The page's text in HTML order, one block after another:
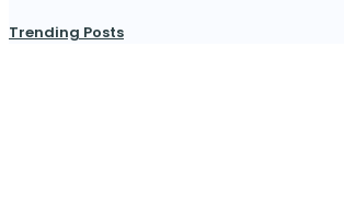
Trending Posts